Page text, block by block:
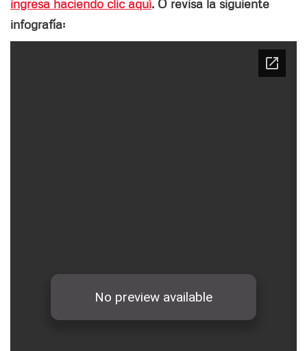
ingresa haciendo clic aquí. O revisa la siguiente
infografía: